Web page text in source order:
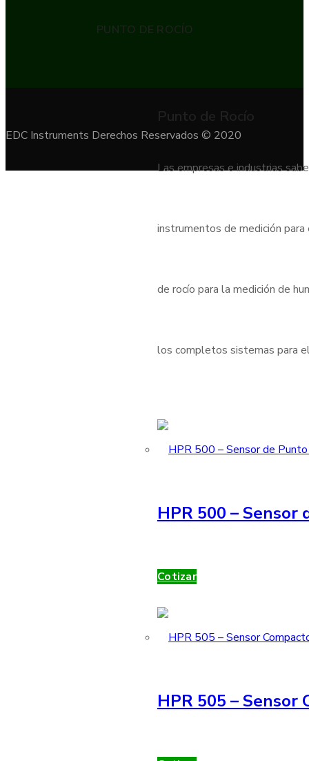
PUNTO DE ROCÍO
Punto de Rocío
Las empresas e industrias
instrumentos de medición
de rocío para la medición de
los completos sistemas para
HPR 500 –
Cotizar
HPR 505 – Sensor
EDC Instruments Derechos Reservados © 2020